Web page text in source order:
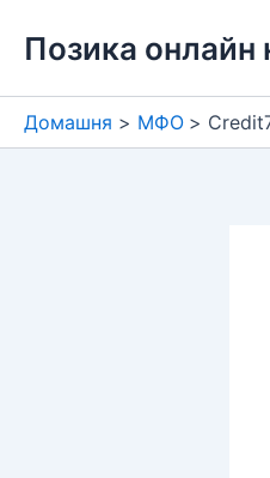
Позика онлайн
Домашня МФО